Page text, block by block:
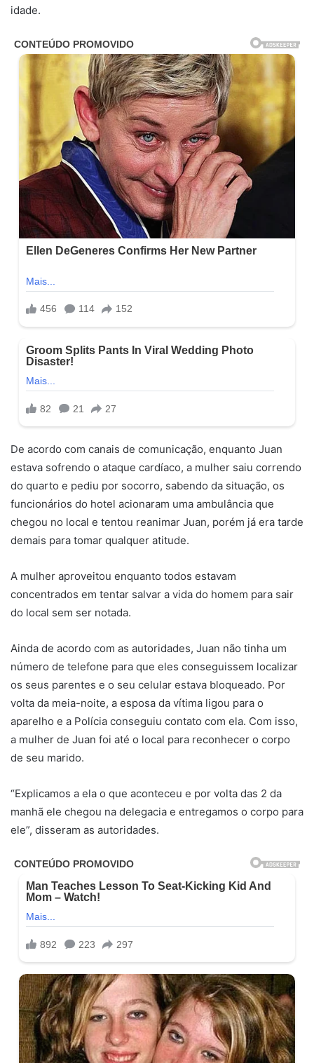
idade.
De acordo com canais de comunicação, enquanto Juan
estava sofrendo o ataque cardíaco, a mulher saiu correndo
do quarto e pediu por socorro, sabendo da situação, os
funcionários do hotel acionaram uma ambulância que
chegou no local e tentou reanimar Juan, porém já era tarde
demais para tomar qualquer atitude.
A mulher aproveitou enquanto todos estavam
concentrados em tentar salvar a vida do homem para sair
do local sem ser notada.
Ainda de acordo com as autoridades, Juan não tinha um
número de telefone para que eles conseguissem localizar
os seus parentes e o seu celular estava bloqueado. Por
volta da meia-noite, a esposa da vítima ligou para o
aparelho e a Polícia conseguiu contato com ela. Com isso,
a mulher de Juan foi até o local para reconhecer o corpo
de seu marido.
“Explicamos a ela o que aconteceu e por volta das 2 da
manhã ele chegou na delegacia e entregamos o corpo para
ele”, disseram as autoridades.